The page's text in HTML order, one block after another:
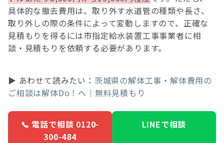
具体的な撤去費用は、取り外す水道管の種類や長さ、
取り外しの際の条件によって変動しますので、正確な
見積もりを得るには市指定給水装置工事事業者に相
談・見積もりを依頼する必要があります。
▶ あわせて読みたい： 茨城県の解体工事・解体費用の
ご相談は解体Do！へ｜無料見積もり
📞 電話で相談 0120-
300-484
LINEで相談